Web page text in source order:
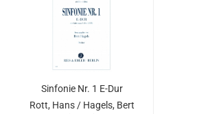
Sinfonie Nr. 1 E-Dur
Rott, Hans / Hagels, Bert